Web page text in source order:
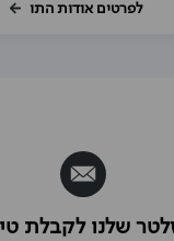
לפרטים אודות התו
שלנו לקבלת